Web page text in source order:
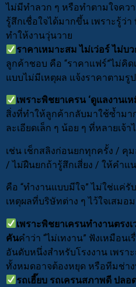
ไม่มีทำลวก ๆ หรือทำตามใจคว
รู้สึกเชื่อใจได้มากขึ้น เพราะรู้ว่
ทำให้งานวุ่นวาย
ราคาเหมาะสม ไม่เว่อร์ ไม่บ
ลูกค้าชอบ คือ “ราคาแฟร์”ไม่คิ
แบบไม่มีเหตุผล แจ้งราคาตามรู
เพราะพิชยาเครน ‘ดูแลงานเ
สิ่งที่ทำให้ลูกค้ากลับมาใช้ซ้ำมา
ละเอียดเล็ก ๆ น้อย ๆ ที่หลายเจ้า
เช่น เช็กสลิงก่อนยกทุกครั้ง / คุ
/ ไม่ฝืนยกถ้ารู้สึกเสี่ยง / ให้คำแ
คือ “ทำงานแบบมีใจ” ไม่ใช่แค่
เหตุผลที่บริษัทต่าง ๆ ไว้ใจเสมอ
เพราะพิชยาเครนทำงานตรง
คันคำว่า “ไม่เทงาน” ฟังเหมือ
อันดับหนึ่งสำหรับโรงงาน เพรา
ทั้งหมดอาจต้องหยุด หรือทีมช่าง
รถเฮี๊ยบ รถเครนสภาพดี ปล